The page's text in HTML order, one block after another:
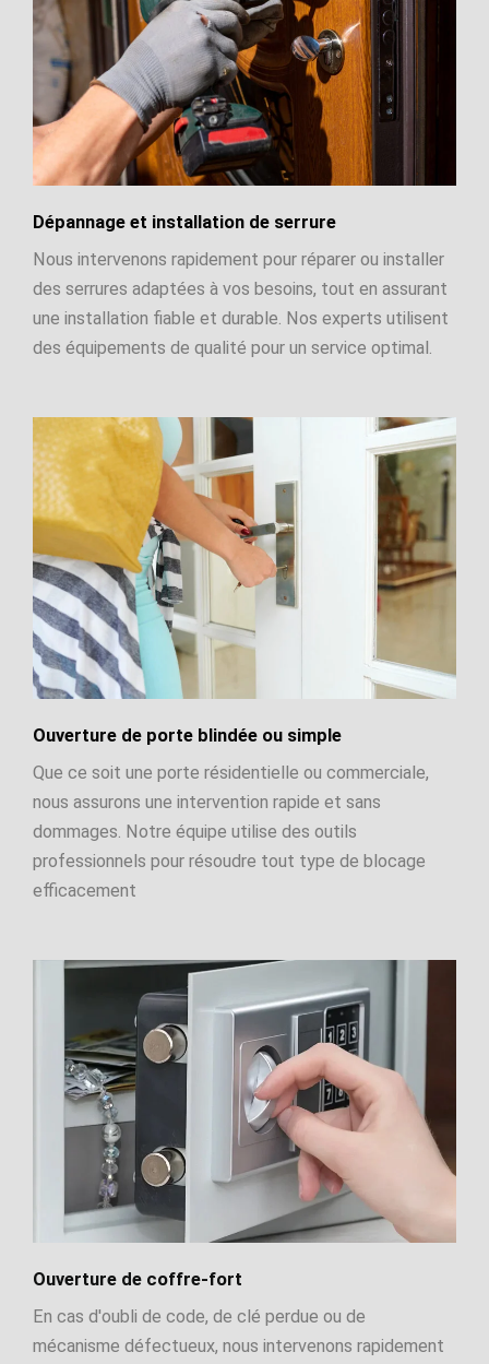
Dépannage et installation de serrure
Nous intervenons rapidement pour réparer ou installer
des serrures adaptées à vos besoins, tout en assurant
une installation fiable et durable. Nos experts utilisent
des équipements de qualité pour un service optimal.
Ouverture de porte blindée ou simple
Que ce soit une porte résidentielle ou commerciale,
nous assurons une intervention rapide et sans
dommages. Notre équipe utilise des outils
professionnels pour résoudre tout type de blocage
efficacement
Ouverture de coffre-fort
En cas d'oubli de code, de clé perdue ou de
mécanisme défectueux, nous intervenons rapidement